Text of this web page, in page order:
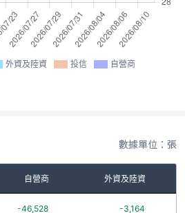
外資及陸資 投信 自營商
數據單位：張
自營商 外資及陸資
-46,528 -3,164